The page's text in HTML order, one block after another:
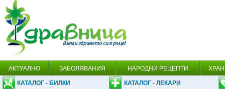
АКТУАЛНО ЗАБОЛЯВАНИЯ НАРОДНИ РЕЦЕПТИ
КАТАЛОГ - БИЛКИ КАТАЛОГ - ЛЕКАРИ